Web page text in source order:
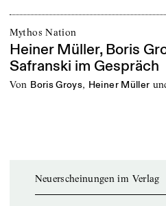
Mythos Nation
Heiner Müller, Boris
Safranski im Gespräch
von Boris Groys, Heiner Müller
Neuerscheinungen im Verlag